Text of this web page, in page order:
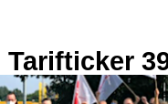
Tarifticker